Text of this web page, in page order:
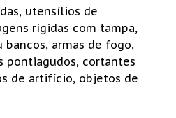
utensílios de
rígidas com tampa,
bancos, armas de fogo,
pontiagudos, cortantes
de artifício, objetos de